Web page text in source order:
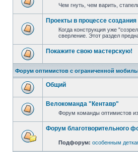
Чем гнуть, чем варить,
Проекты в процессе создания
Когда конструкция уже
сверление. Этот раздел
Покажите свою мастерскую!
Форум оптимистов с ограниченной
Общий
Велокоманда "Кентавр"
Форум команды оптимистов из
Форум благотворительного
Подфорум: особенным